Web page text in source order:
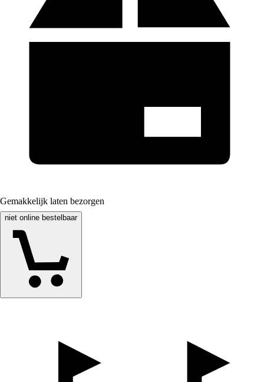
Gemakkelijk laten bezorgen
niet online bestelbaar